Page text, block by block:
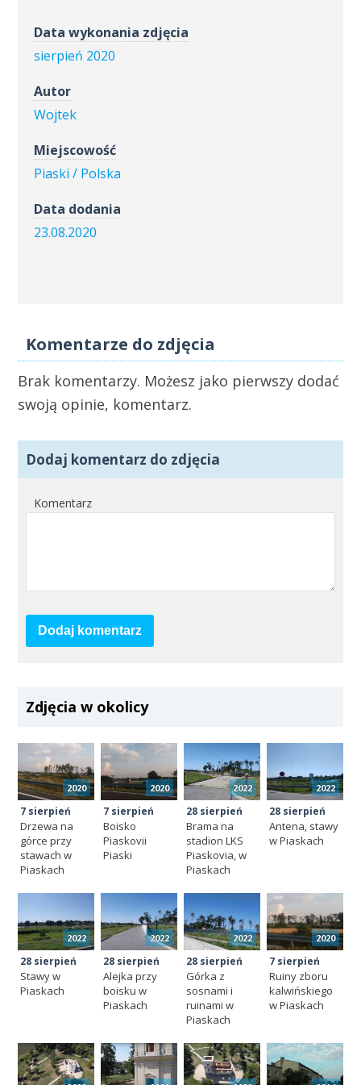
Data wykonania zdjęcia
sierpień 2020
Autor
Wojtek
Miejscowość
Piaski / Polska
Data dodania
23.08.2020
Komentarze do zdjęcia
Brak komentarzy. Możesz jako pierwszy dodać
swoją opinie, komentarz.
Dodaj komentarz do zdjęcia
Komentarz
Dodaj komentarz
Zdjęcia w okolicy
2020
7 sierpień
Drzewa na
górce przy
stawach w
Piaskach
2020
7 sierpień
Boisko
Piaskovii
Piaski
2022
28 sierpień
Brama na
stadion LKS
Piaskovia, w
Piaskach
2022
28 sierpień
Antena, stawy
w Piaskach
2022
28 sierpień
Stawy w
Piaskach
2022
28 sierpień
Alejka przy
boisku w
Piaskach
2022
28 sierpień
Górka z
sosnami i
ruinami w
Piaskach
2020
7 sierpień
Ruiny zboru
kalwińskiego
w Piaskach